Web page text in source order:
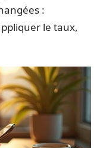
:
le taux,